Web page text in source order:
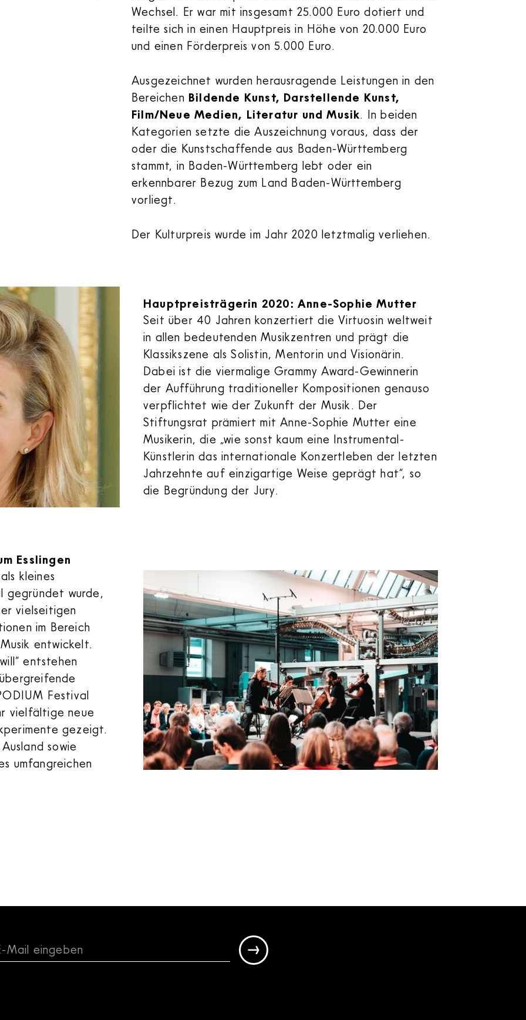
Wechsel. Er war mit insgesamt 25.000 Euro dotiert und
teilte sich in einen Hauptpreis in Höhe von 20.000 Euro
und einen Förderpreis von 5.000 Euro.
Ausgezeichnet wurden herausragende Leistungen in den
Bereichen Bildende Kunst, Darstellende Kunst,
Film/Neue Medien, Literatur und Musik . In beiden
Kategorien setzte die Auszeichnung voraus, dass der
oder die Kunstschaffende aus Baden-Württemberg
stammt, in Baden-Württemberg lebt oder ein
erkennbarer Bezug zum Land Baden-Württemberg
vorliegt.
Der Kulturpreis wurde im Jahr 2020 letztmalig verliehen.
Hauptpreisträgerin 2020: Anne-Sophie Mutter
Seit über 40 Jahren konzertiert die Virtuosin weltweit
in allen bedeutenden Musikzentren und prägt die
Klassikszene als Solistin, Mentorin und Visionärin.
Dabei ist die viermalige Grammy Award-Gewinnerin
der Aufführung traditioneller Kompositionen genauso
verpflichtet wie der Zukunft der Musik. Der
Stiftungsrat prämiert mit Anne-Sophie Mutter eine
Musikerin, die „wie sonst kaum eine Instrumental-
Künstlerin das internationale Konzertleben der letzten
Jahrzehnte auf einzigartige Weise geprägt hat“, so
die Begründung der Jury.
Esslingen
kleines
gegründet wurde,
vielseitigen
im Bereich
entwickelt.
entstehen
Festival
vielfältige neue
gezeigt.
sowie
umfangreichen